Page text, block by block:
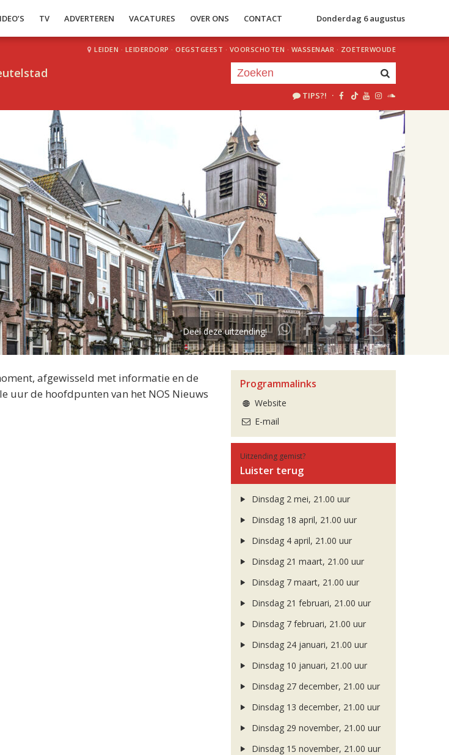
TV ADVERTEREN VACATURES OVER ONS CONTACT Donderdag 6 augustus
LEIDEN · LEIDERDORP · OEGSTGEEST · VOORSCHOTEN · WASSENAAR · ZOETERWOUDE
TIPS?! ·
22.00
Deel deze uitzending!
afgewisseld met informatie en de
uur de hoofdpunten van het NOS Nieuws
Programmalinks
Website
E-mail
Uitzending gemist?
Luister terug
Dinsdag 2 mei, 21.00 uur
Dinsdag 18 april, 21.00 uur
Dinsdag 4 april, 21.00 uur
Dinsdag 21 maart, 21.00 uur
Dinsdag 7 maart, 21.00 uur
Dinsdag 21 februari, 21.00 uur
Dinsdag 7 februari, 21.00 uur
Dinsdag 24 januari, 21.00 uur
Dinsdag 10 januari, 21.00 uur
Dinsdag 27 december, 21.00 uur
Dinsdag 13 december, 21.00 uur
Dinsdag 29 november, 21.00 uur
Dinsdag 15 november, 21.00 uur